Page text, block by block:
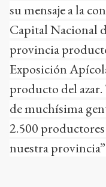
su mensaje a la
Capital Nacional
provincia
Exposición
producto del
de muchísima
2.500
nuestra